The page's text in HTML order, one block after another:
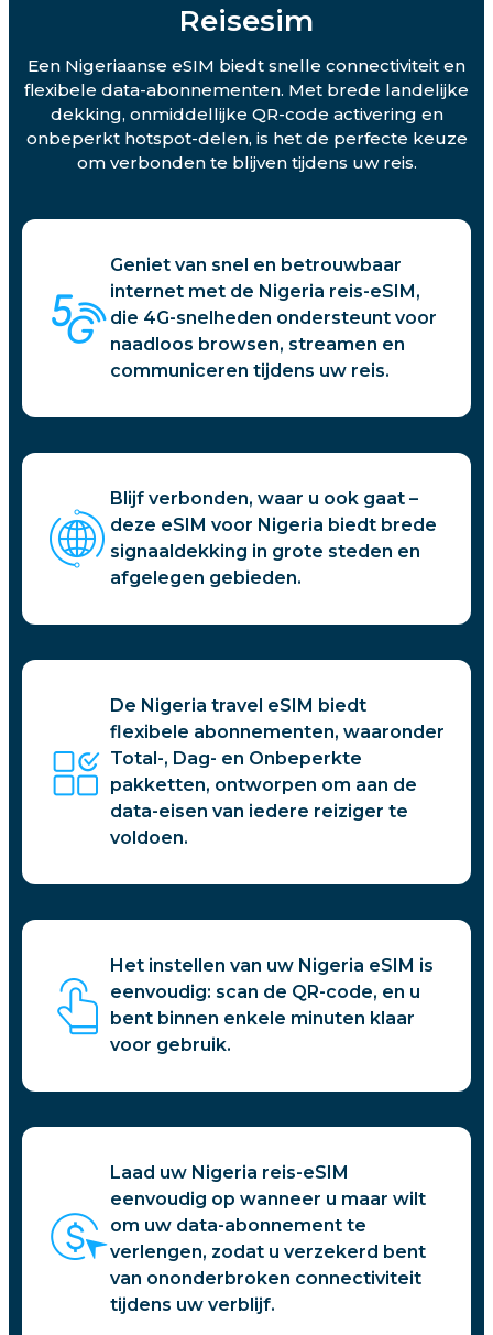
Reisesim
Een Nigeriaanse eSIM biedt snelle connectiviteit en
flexibele data-abonnementen. Met brede landelijke
dekking, onmiddellijke QR-code activering en
onbeperkt hotspot-delen, is het de perfecte keuze
om verbonden te blijven tijdens uw reis.
Geniet van snel en betrouwbaar
internet met de Nigeria reis-eSIM,
die 4G-snelheden ondersteunt voor
naadloos browsen, streamen en
communiceren tijdens uw reis.
Blijf verbonden, waar u ook gaat –
deze eSIM voor Nigeria biedt brede
signaaldekking in grote steden en
afgelegen gebieden.
De Nigeria travel eSIM biedt
flexibele abonnementen, waaronder
Total-, Dag- en Onbeperkte
pakketten, ontworpen om aan de
data-eisen van iedere reiziger te
voldoen.
Het instellen van uw Nigeria eSIM is
eenvoudig: scan de QR-code, en u
bent binnen enkele minuten klaar
voor gebruik.
Laad uw Nigeria reis-eSIM
eenvoudig op wanneer u maar wilt
om uw data-abonnement te
verlengen, zodat u verzekerd bent
van ononderbroken connectiviteit
tijdens uw verblijf.